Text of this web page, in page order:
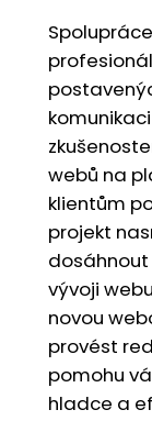
webů na
klientům
projekt
vývoji
novou
provést
pomohu
hladce a